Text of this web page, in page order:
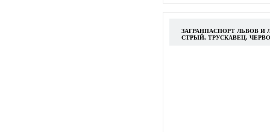
ЗАГРАНПАСПОРТ ЛЬВОВ И
СТРЫЙ, ТРУСКАВЕЦ,